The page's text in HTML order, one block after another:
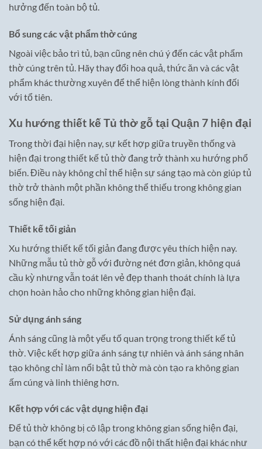
hưởng đến toàn bộ tủ.
Bổ sung các vật phẩm thờ cúng
Ngoài việc bảo trì tủ, bạn cũng nên chú ý đến các vật phẩm
thờ cúng trên tủ. Hãy thay đổi hoa quả, thức ăn và các vật
phẩm khác thường xuyên để thể hiện lòng thành kính đối
với tổ tiên.
Xu hướng thiết kế Tủ thờ gỗ tại Quận 7 hiện đại
Trong thời đại hiện nay, sự kết hợp giữa truyền thống và
hiện đại trong thiết kế tủ thờ đang trở thành xu hướng phổ
biến. Điều này không chỉ thể hiện sự sáng tạo mà còn giúp tủ
thờ trở thành một phần không thể thiếu trong không gian
sống hiện đại.
Thiết kế tối giản
Xu hướng thiết kế tối giản đang được yêu thích hiện nay.
Những mẫu tủ thờ gỗ với đường nét đơn giản, không quá
cầu kỳ nhưng vẫn toát lên vẻ đẹp thanh thoát chính là lựa
chọn hoàn hảo cho những không gian hiện đại.
Sử dụng ánh sáng
Ánh sáng cũng là một yếu tố quan trọng trong thiết kế tủ
thờ. Việc kết hợp giữa ánh sáng tự nhiên và ánh sáng nhân
tạo không chỉ làm nổi bật tủ thờ mà còn tạo ra không gian
ấm cúng và linh thiêng hơn.
Kết hợp với các vật dụng hiện đại
Để tủ thờ không bị cô lập trong không gian sống hiện đại,
bạn có thể kết hợp nó với các đồ nội thất hiện đại khác như